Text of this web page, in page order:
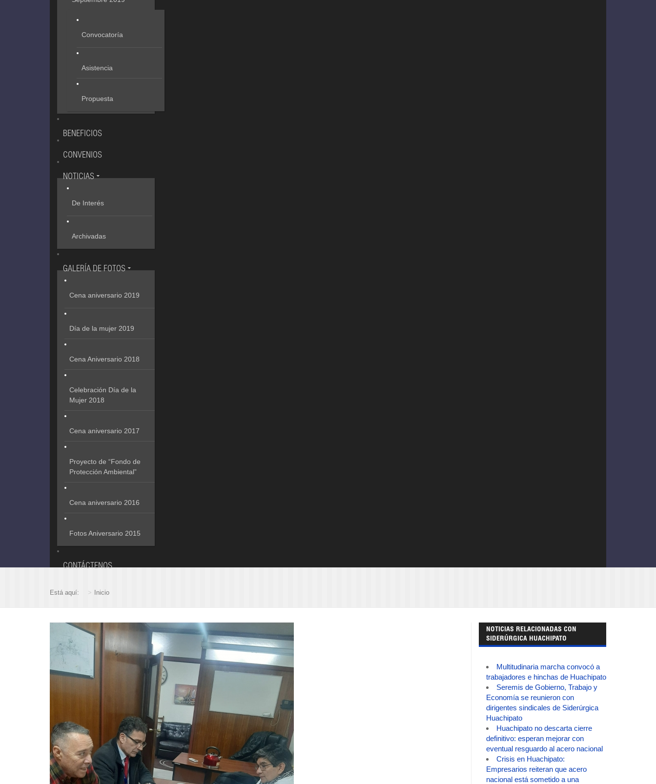
Convocatoría
Asistencia
Propuesta
BENEFICIOS
CONVENIOS
NOTICIAS
De Interés
Archivadas
GALERÍA DE FOTOS
Cena aniversario 2019
Día de la mujer 2019
Cena Aniversario 2018
Celebración Día de la
Mujer 2018
Cena aniversario 2017
Proyecto de “Fondo de
Protección Ambiental”
Cena aniversario 2016
Fotos Aniversario 2015
CONTÁCTENOS
Está aquí: Inicio
NOTICIAS RELACIONADAS CON
SIDERÚRGICA HUACHIPATO
Multitudinaria marcha convocó a
trabajadores e hinchas de Huachipato
Seremis de Gobierno, Trabajo y
Economía se reunieron con
dirigentes sindicales de Siderúrgica
Huachipato
Huachipato no descarta cierre
definitivo: esperan mejorar con
eventual resguardo al acero nacional
Crisis en Huachipato:
Empresarios reiteran que acero
nacional está sometido a una